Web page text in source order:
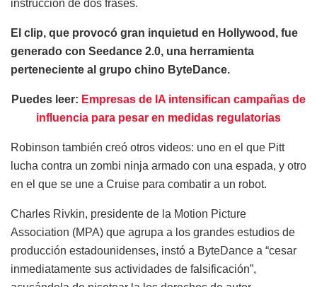
instrucción de dos frases.
El clip, que provocó gran inquietud en Hollywood, fue
generado con Seedance 2.0, una herramienta
perteneciente al grupo chino ByteDance.
Puedes leer: Empresas de IA intensifican campañas de
influencia para pesar en medidas regulatorias
Robinson también creó otros videos: uno en el que Pitt
lucha contra un zombi ninja armado con una espada, y otro
en el que se une a Cruise para combatir a un robot.
Charles Rivkin, presidente de la Motion Picture
Association (MPA) que agrupa a los grandes estudios de
producción estadounidenses, instó a ByteDance a “cesar
inmediatamente sus actividades de falsificación”,